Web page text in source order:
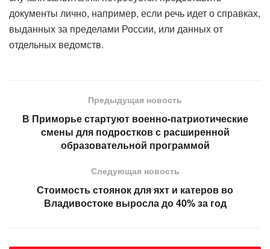
документы лично, например, если речь идет о справках,
выданных за пределами России, или данных от
отдельных ведомств.
Предыдущая новость
В Приморье стартуют военно-патриотические
смены для подростков с расширенной
образовательной программой
Следующая новость
Стоимость стоянок для яхт и катеров во
Владивостоке выросла до 40% за год